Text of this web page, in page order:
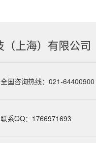
（上海）有限公司
全国咨询热线：021-64400900
联系QQ：1766971693